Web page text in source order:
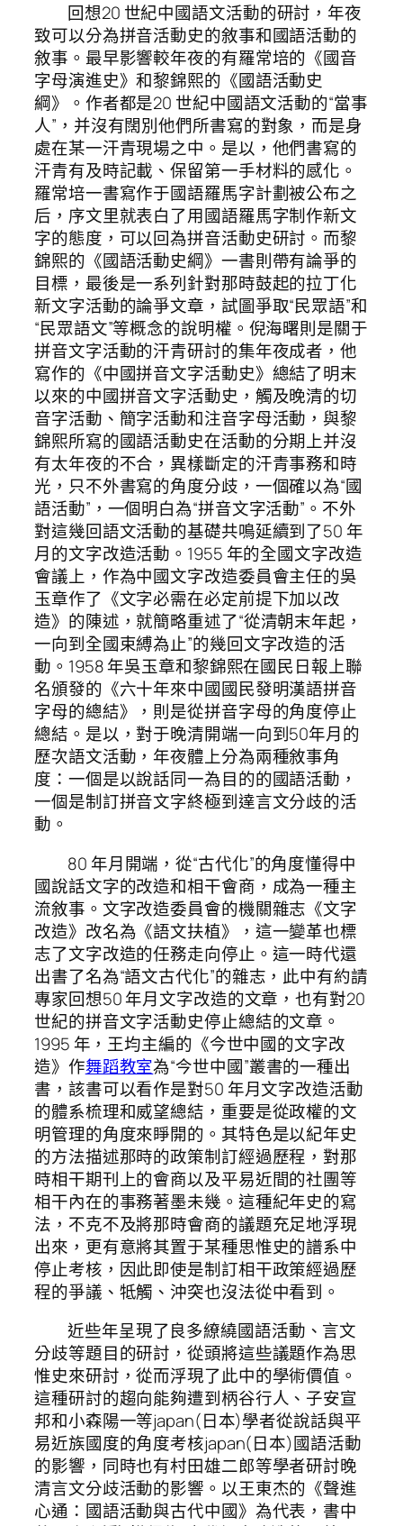
回想20 世紀中國語文活動的研討，年夜
致可以分為拼音活動史的敘事和國語活動的
敘事。最早影響較年夜的有羅常培的《國音
字母演進史》和黎錦熙的《國語活動史
綱》。作者都是20 世紀中國語文活動的“當事
人”，并沒有闊別他們所書寫的對象，而是身
處在某一汗青現場之中。是以，他們書寫的
汗青有及時記載、保留第一手材料的感化。
羅常培一書寫作于國語羅馬字計劃被公布之
后，序文里就表白了用國語羅馬字制作新文
字的態度，可以回為拼音活動史研討。而黎
錦熙的《國語活動史綱》一書則帶有論爭的
目標，最後是一系列針對那時鼓起的拉丁化
新文字活動的論爭文章，試圖爭取“民眾語”和
“民眾語文”等概念的說明權。倪海曙則是關于
拼音文字活動的汗青研討的集年夜成者，他
寫作的《中國拼音文字活動史》總結了明末
以來的中國拼音文字活動史，觸及晚清的切
音字活動、簡字活動和注音字母活動，與黎
錦熙所寫的國語活動史在活動的分期上并沒
有太年夜的不合，異樣斷定的汗青事務和時
光，只不外書寫的角度分歧，一個確以為“國
語活動”，一個明白為“拼音文字活動”。不外
對這幾回語文活動的基礎共鳴延續到了50 年
月的文字改造活動。1955 年的全國文字改造
會議上，作為中國文字改造委員會主任的吳
玉章作了《文字必需在必定前提下加以改
造》的陳述，就簡略重述了“從清朝末年起，
一向到全國束縛為止”的幾回文字改造的活
動。1958 年吳玉章和黎錦熙在國民日報上聯
名頒發的《六十年來中國國民發明漢語拼音
字母的總結》，則是從拼音字母的角度停止
總結。是以，對于晚清開端一向到50年月的
歷次語文活動，年夜體上分為兩種敘事角
度：一個是以說話同一為目的的國語活動，
一個是制訂拼音文字終極到達言文分歧的活
動。
80 年月開端，從“古代化”的角度懂得中
國說話文字的改造和相干會商，成為一種主
流敘事。文字改造委員會的機關雜志《文字
改造》改名為《語文扶植》，這一變革也標
志了文字改造的任務走向停止。這一時代還
出書了名為“語文古代化”的雜志，此中有約請
專家回想50 年月文字改造的文章，也有對20
世紀的拼音文字活動史停止總結的文章。
1995 年，王均主編的《今世中國的文字改
造》作舞蹈教室為“今世中國”叢書的一種出
書，該書可以看作是對50 年月文字改造活動
的體系梳理和威望總結，重要是從政權的文
明管理的角度來睜開的。其特色是以紀年史
的方法描述那時的政策制訂經過歷程，對那
時相干期刊上的會商以及平易近間的社團等
相干內在的事務著墨未幾。這種紀年史的寫
法，不克不及將那時會商的議題充足地浮現
出來，更有意將其置于某種思惟史的譜系中
停止考核，因此即使是制訂相干政策經過歷
程的爭議、牴觸、沖突也沒法從中看到。
近些年呈現了良多繚繞國語活動、言文
分歧等題目的研討，從頭將這些議題作為思
惟史來研討，從而浮現了此中的學術價值。
這種研討的趨向能夠遭到柄谷行人、子安宣
邦和小森陽一等japan(日本)學者從說話與平
易近族國度的角度考核japan(日本)國語活動
的影響，同時也有村田雄二郎等學者研討晚
清言文分歧活動的影響。以王東杰的《聲進
心通：國語活動與古代中國》為代表，書中